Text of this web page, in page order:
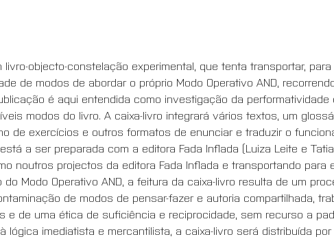
livro-objecto-constelação experimental, que tenta transportar,
de modos de abordar o próprio Modo Operativo AND,
é aqui entendida como investigação da
modos do livro. A caixa-livro integrará vários textos, um
de exercícios e outros formatos de enunciar e traduzir o
a ser preparada com a editora Fada Inflada (Luiza Leite e
noutros projectos da editora Fada Inflada e transportando
do Modo Operativo AND, a feitura da caixa-livro resulta de um
de modos de pensar-fazer e autoria compartilhada,
e de uma ética de suficiência e reciprocidade, sem recurso a
lógica imediatista e mercantilista, a caixa-livro será distribuída